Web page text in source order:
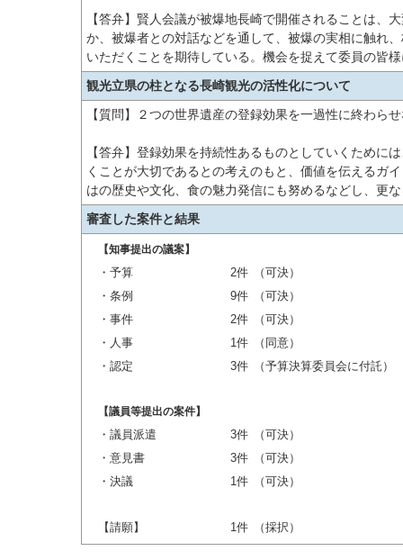
【答弁】賢人会議が被爆地長崎で開催されることは、
か、被爆者との対話などを通して、被爆の実相に触れ
いただくことを期待している。機会を捉えて委員の皆
観光立県の柱となる長崎観光の活性化について
【質問】２つの世界遺産の登録効果を一過性に終わら
【答弁】登録効果を持続性あるものとしていくために
くことが大切であるとの考えのもと、価値を伝えるガ
はの歴史や文化、食の魅力発信にも努めるなどし、更
審査した案件と結果
【知事提出の議案】
・予算 2件
（可決）
・条例
9件
（可決）
・事件
2件
（可決）
・人事
1件
（同意）
・認定
3件 （予算決算委員会に付託）
【議員等提出の案件】
・議員派遣 3件
（可決）
・意見書
3件
（可決）
・決議
1件 （可決）
【請願】 1件 （採択）